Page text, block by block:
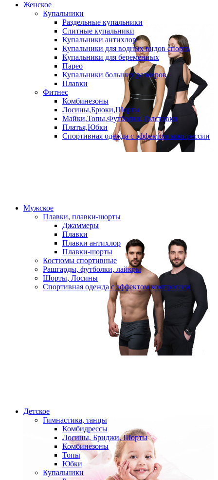
Женское
Купальники
Раздельные купальники
Слитные купальники
Купальники антихлор
Купальники для водных видов спорта
Купальники для беременных
Парео
Купальники больших размеров
Плавки
Фитнес
Комбинезоны
Лосины,Брюки,Шорты
Майки,Топы,Футболки,Толстовки
Платья,Юбки
Спортивная одежда с эффектом компрессии
Мужское
Плавки, плавки-шорты
Джаммеры
Плавки
Плавки антихлор
Плавки-шорты
Костюмы спортивные
Рашгарды, футболки, лайкры
Шорты, Лосины
Спортивная одежда с эффектом компрессии
Детское
Гимнастика, танцы
Комбидрессы
Лосины, Бриджи, Шорты
Комбинезоны
Топы
Юбки
Купальники